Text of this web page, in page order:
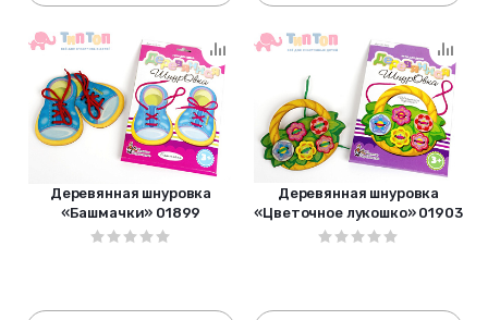
Деревянная шнуровка
«Башмачки» 01899
Деревянная шнуровка
«Цветочное лукошко» 01903